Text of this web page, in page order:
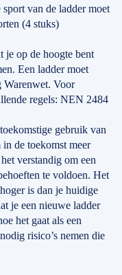
van de ladder moet
(4 stuks)
je op de hoogte bent
Een ladder moet
Warenwet. Voor
regels: NEN 2484
gebruik van
de toekomst meer
verstandig om een
te voldoen. Het
is dan je huidige
je een nieuwe ladder
het gaat als een
risico’s nemen die